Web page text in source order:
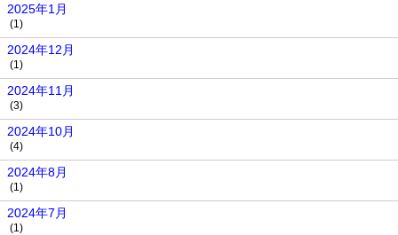
2025年1月
(1)
2024年12月
(1)
2024年11月
(3)
2024年10月
(4)
2024年8月
(1)
2024年7月
(1)